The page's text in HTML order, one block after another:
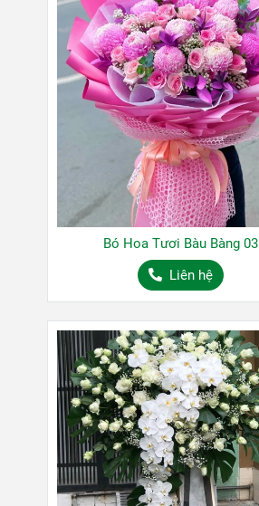
Bó Hoa Tươi Bàu Bàng 03
Liên hệ